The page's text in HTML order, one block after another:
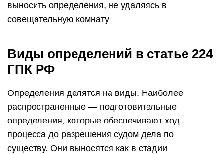
выносить определения, не удаляясь в
совещательную комнату
Виды определений в статье 224
ГПК РФ
Определения делятся на виды. Наиболее
распространенные — подготовительные
определения, которые обеспечивают ход
процесса до разрешения судом дела по
существу. Они выносятся как в стадии